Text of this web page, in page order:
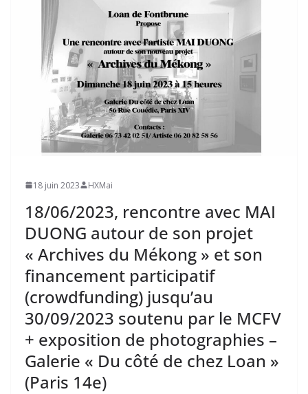
18 juin 2023 HXMai
18/06/2023, rencontre avec MAI
DUONG autour de son projet
« Archives du Mékong » et son
financement participatif
(crowdfunding) jusqu’au
30/09/2023 soutenu par le MCFV
+ exposition de photographies –
Galerie « Du côté de chez Loan »
(Paris 14e)